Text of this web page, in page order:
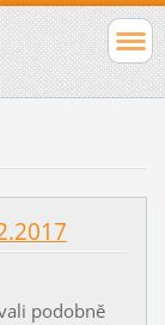
podobně